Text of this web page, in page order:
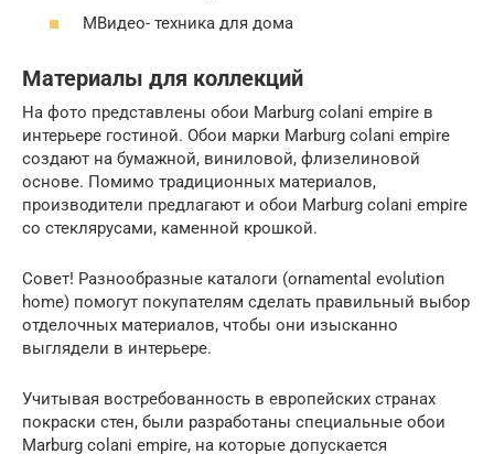
МВидео- техника для дома
Материалы для коллекций
На фото представлены обои Marburg colani empire в
интерьере гостиной. Обои марки Marburg colani empire
создают на бумажной, виниловой, флизелиновой
основе. Помимо традиционных материалов,
производители предлагают и обои Marburg colani empire
со стеклярусами, каменной крошкой.
Совет! Разнообразные каталоги (ornamental evolution
home) помогут покупателям сделать правильный выбор
отделочных материалов, чтобы они изысканно
выглядели в интерьере.
Учитывая востребованность в европейских странах
покраски стен, были разработаны специальные обои
Marburg colani empire, на которые допускается